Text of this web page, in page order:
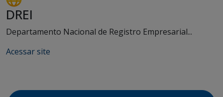
DREI
Departamento Nacional de Registro Empresarial...
Acessar site